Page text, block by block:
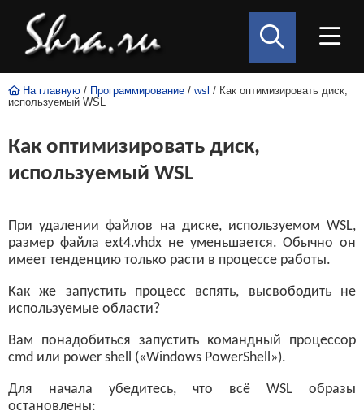
На главную / Программирование / wsl / Как оптимизировать диск,
используемый WSL
Как оптимизировать диск,
используемый WSL
При удалении файлов на диске, используемом WSL,
размер файла ext4.vhdx не уменьшается. Обычно он
имеет тенденцию только расти в процессе работы.
Как же запустить процесс вспять, высвободить не
используемые области?
Вам понадобиться запустить командный процессор
cmd или power shell («Windows PowerShell»).
Для начала убедитесь, что всё WSL образы
остановлены: